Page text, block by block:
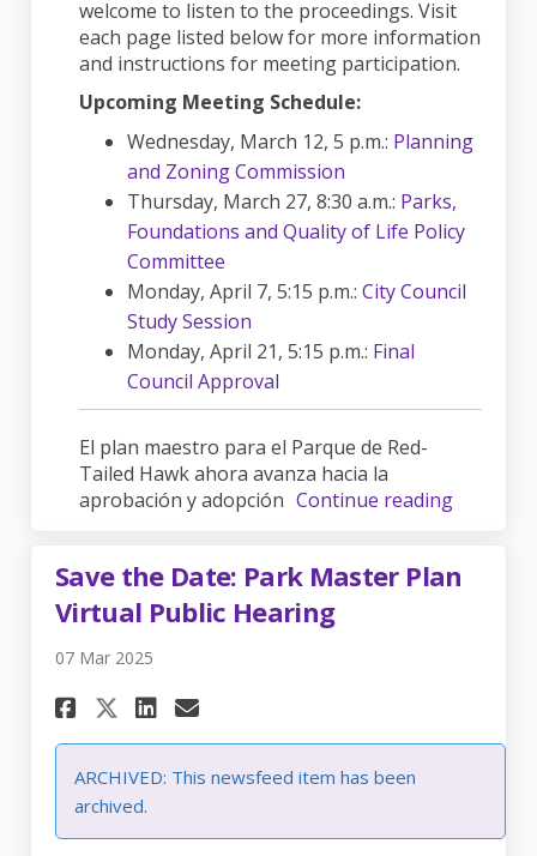
welcome to listen to the proceedings. Visit
each page listed below for more information
and instructions for meeting participation.
Upcoming Meeting Schedule:
Wednesday, March 12, 5 p.m.: Planning
and Zoning Commission
Thursday, March 27, 8:30 a.m.: Parks,
Foundations and Quality of Life Policy
Committee
Monday, April 7, 5:15 p.m.: City Council
Study Session
Monday, April 21, 5:15 p.m.: Final
Council Approval
El plan maestro para el Parque de Red-
Tailed Hawk ahora avanza hacia la
aprobación y adopción Continue reading
Save the Date: Park Master Plan
Virtual Public Hearing
07 Mar 2025
Share Save the Date: Park
Share Save the Date:
Share Save the Date:
Email Save the Date:
ARCHIVED: This newsfeed item has been
archived.